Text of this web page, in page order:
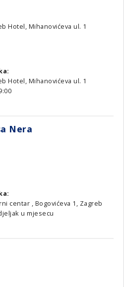
Hotel, Mihanovićeva ul. 1
Hotel, Mihanovićeva ul. 1
Nera
centar , Bogovićeva 1, Zagreb
u mjesecu